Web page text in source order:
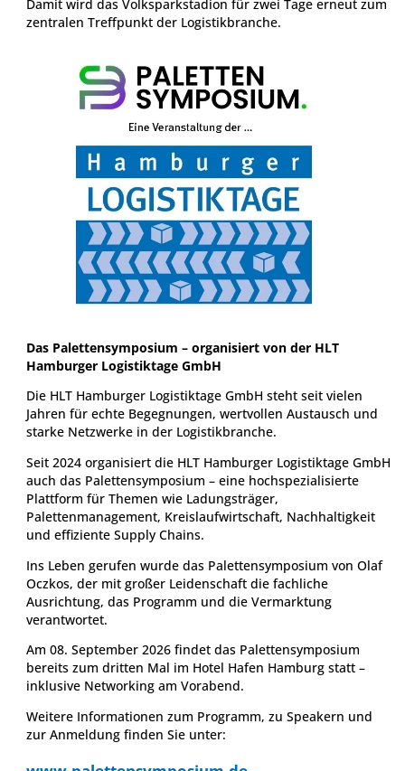
Damit wird das Volksparkstadion für zwei Tage erneut zum
zentralen Treffpunkt der Logistikbranche.
Das Palettensymposium – organisiert von der HLT
Hamburger Logistiktage GmbH
Die HLT Hamburger Logistiktage GmbH steht seit vielen
Jahren für echte Begegnungen, wertvollen Austausch und
starke Netzwerke in der Logistikbranche.
Seit 2024 organisiert die HLT Hamburger Logistiktage GmbH
auch das Palettensymposium – eine hochspezialisierte
Plattform für Themen wie Ladungsträger,
Palettenmanagement, Kreislaufwirtschaft, Nachhaltigkeit
und effiziente Supply Chains.
Ins Leben gerufen wurde das Palettensymposium von Olaf
Oczkos, der mit großer Leidenschaft die fachliche
Ausrichtung, das Programm und die Vermarktung
Am 08. September 2026 findet das Palettensymposium
bereits zum dritten Mal im Hotel Hafen Hamburg statt –
inklusive Networking am Vorabend.
Weitere Informationen zum Programm, zu Speakern und
zur Anmeldung finden Sie unter: